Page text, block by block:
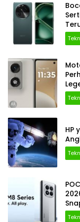
HP